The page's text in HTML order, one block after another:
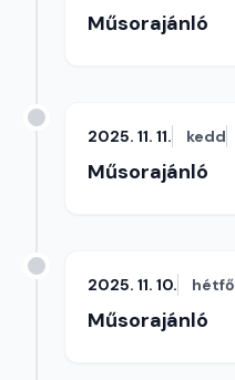
Műsorajánló
2025. 11. 11. kedd
Műsorajánló
2025. 11. 10. hétfő
Műsorajánló